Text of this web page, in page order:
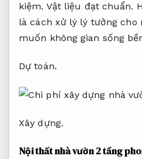
kiệm. Vật liệu đạt chuẩn.
là cách xử lý lý tưởng cho
muốn không gian sống
Dự toán.
Xây dựng.
Nội thất nhà vườn 2 tầng